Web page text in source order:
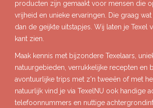
producten zijn gemaakt voor mensen die
vrijheid en unieke ervaringen. Die graag
dan de geijkte uitstapjes. Wij laten je Texel
kant zien.
Maak kennis met bijzondere Texelaars,
natuurgebieden, verrukkelijke recepten en
avontuurlijke trips met z'n tweeën of met
natuurlijk vind je via TexelNU ook handige
telefoonnummers en nuttige